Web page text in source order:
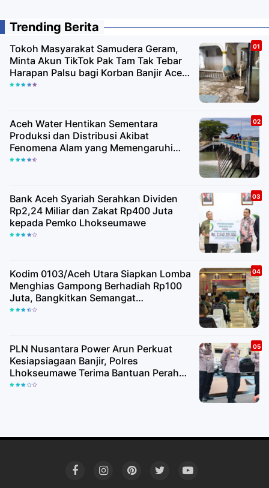
Trending Berita
Tokoh Masyarakat Samudera Geram,
Minta Akun TikTok Pak Tam Tak Tebar
Harapan Palsu bagi Korban Banjir Aceh
Utara
Aceh Water Hentikan Sementara
Produksi dan Distribusi Akibat
Fenomena Alam yang Memengaruhi
Kualitas Air Baku
Bank Aceh Syariah Serahkan Dividen
Rp2,24 Miliar dan Zakat Rp400 Juta
kepada Pemko Lhokseumawe
Kodim 0103/Aceh Utara Siapkan Lomba
Menghias Gampong Berhadiah Rp100
Juta, Bangkitkan Semangat
Kemerdekaan hingga Pelosok Desa
PLN Nusantara Power Arun Perkuat
Kesiapsiagaan Banjir, Polres
Lhokseumawe Terima Bantuan Perahu
Karet